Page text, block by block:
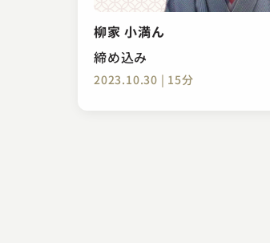
柳家 小満ん
締め込み
2023.10.30 | 15分